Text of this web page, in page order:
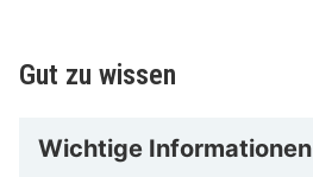
Gut zu wissen
Wichtige Informationen